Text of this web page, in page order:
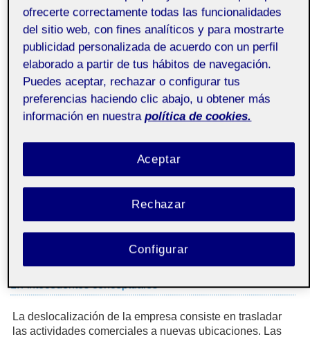
cambiado, y la deslocalización (offshoring) y la
relocalización (backshoring) se habían vuelto cada vez
más relevantes a medida que se reconocían las
reubicaciones estratégicas como fuentes importantes de
competitividad.
Ahora, las condiciones de la competencia han cambiado
en todo el mundo y las empresas evalúan continuamente
ubicaciones alternativas para sus proveedores, productos
diseño estratégico de las condiciones futuras para la
competitividad se ha vuelto cada vez más complejo.
direcciones opuestas a medida que las condiciones
mundiales han cambiado, y ahora va y viene según las
decisiones gubernamentales sobre aranceles y barreras
1. Antecedentes conceptuales
La deslocalización de la empresa consiste en trasladar
las actividades comerciales a nuevas ubicaciones. Las
ofrecerte correctamente todas las funcionalidades
del sitio web, con fines analíticos y para mostrarte
publicidad personalizada de acuerdo con un perfil
elaborado a partir de tus hábitos de navegación.
Puedes aceptar, rechazar o configurar tus
preferencias haciendo clic abajo, u obtener más
información en nuestra política de cookies.
Rechazar
Aceptar
Configurar